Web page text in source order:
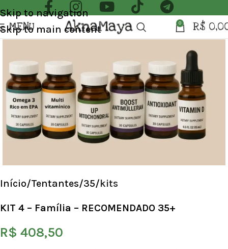
Skip to navigation
Skip to main content
MENU 0 R$
Início Tentantes 35 kits
KIT 4 – Família – RECOMENDADO 35+
R$ 408,50